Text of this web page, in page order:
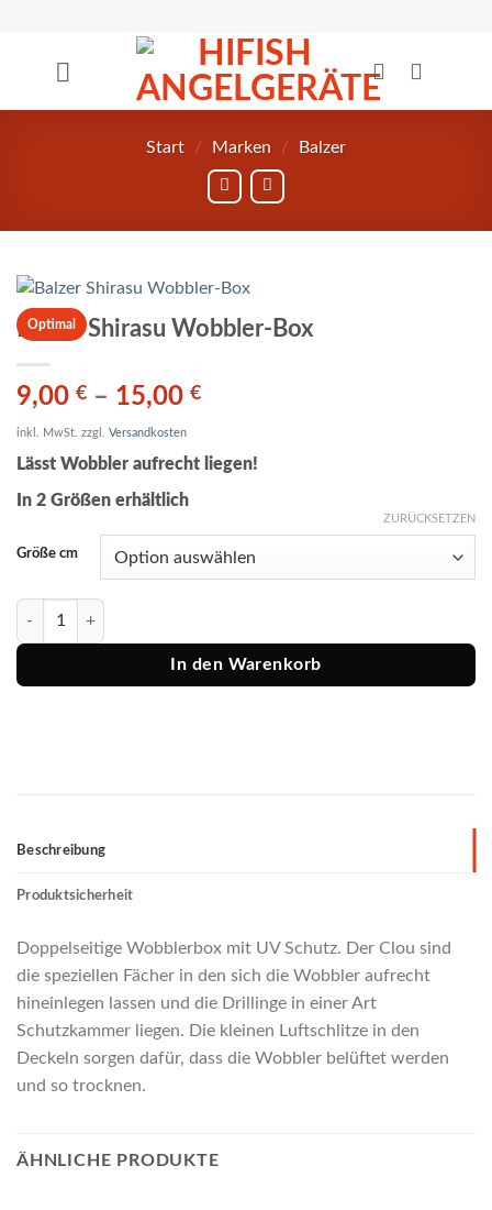
springen
Start / Marken / Balzer
Optimal
Balzer Shirasu Wobbler-Box
9,00 € – 15,00 €
inkl. MwSt. zzgl. Versandkosten
Lässt Wobbler aufrecht liegen!
In 2 Größen erhältlich
Größe cm
ZURÜCKSETZEN
Balzer Shirasu Wobbler-Box Menge
In den Warenkorb
Beschreibung
Produktsicherheit
Doppelseitige Wobblerbox mit UV Schutz. Der Clou sind
die speziellen Fächer in den sich die Wobbler aufrecht
hineinlegen lassen und die Drillinge in einer Art
Schutzkammer liegen. Die kleinen Luftschlitze in den
Deckeln sorgen dafür, dass die Wobbler belüftet werden
und so trocknen.
ÄHNLICHE PRODUKTE